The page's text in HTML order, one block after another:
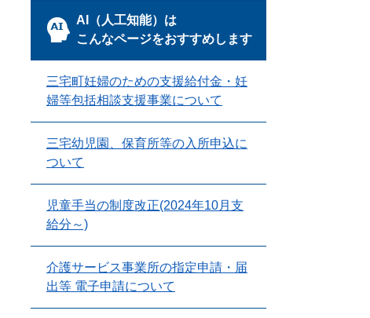
AI（人工知能）は
こんなページをおすすめします
三宅町妊婦のための支援給付金・妊
婦等包括相談支援事業について
三宅幼児園、保育所等の入所申込に
ついて
児童手当の制度改正(2024年10月支
給分～)
介護サービス事業所の指定申請・届
出等 電子申請について